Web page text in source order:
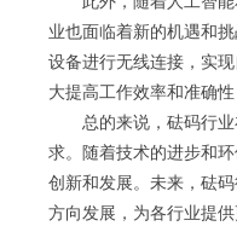
业也面临着新的机遇和
设备进行无线连接，实
大提高工作效率和准确
总的来说，砝码行
求。随着技术的进步和
创新和发展。未来，砝
方向发展，为各行业提